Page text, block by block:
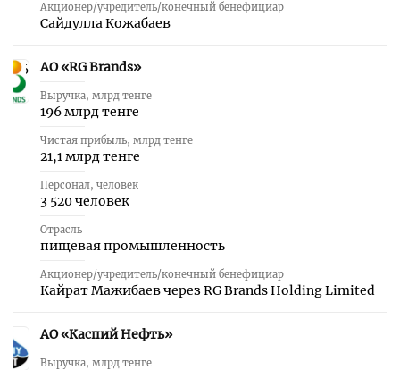
Акционер/учредитель/конечный бенефициар
Сайдулла Кожабаев
26 АО «RG Brands»
Выручка, млрд тенге
196 млрд тенге
Чистая прибыль, млрд тенге
21,1 млрд тенге
Персонал, человек
3 520 человек
Отрасль
пищевая промышленность
Акционер/учредитель/конечный бенефициар
Кайрат Мажибаев через RG Brands Holding Limited
27 АО «Каспий Нефть»
Выручка, млрд тенге